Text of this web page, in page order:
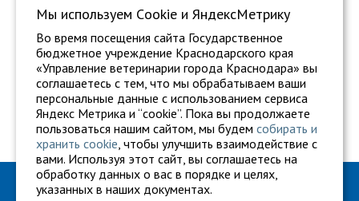
ГБУ "Ветуправление города Краснодара"
Мы используем Сookie и ЯндексМетрику
Во время посещения сайта Государственное
бюджетное учреждение Краснодарского края
«Управление ветеринарии города Краснодара» вы
соглашаетесь с тем, что мы обрабатываем ваши
персональные данные с использованием сервиса
Яндекс Метрика и “cookie”. Пока вы продолжаете
пользоваться нашим сайтом, мы будем собирать и
хранить cookie, чтобы улучшить взаимодействие с
вами. Используя этот сайт, вы соглашаетесь на
обработку данных о вас в порядке и целях,
указанных в наших документах.